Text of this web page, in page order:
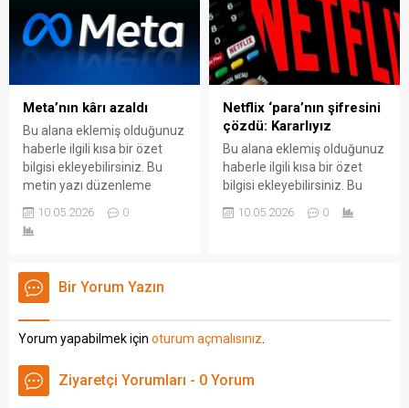
şekilde gösterilir,
eklenmemişse bu alan boş
kalır.
şekilde gösterilir,
eklenmemişse bu alan boş
kalır.
Meta’nın kârı azaldı
Bu alana eklemiş olduğunuz
haberle ilgili kısa bir özet
bilgisi ekleyebilirsiniz. Bu
metin yazı düzenleme
sayfasında "Özet"
bölümünden eklenebilir.
Özet eklenmişse başlık
şekilde gösterilir,
eklenmemişse bu alan boş
10.05.2026 0
Netflix ‘para’nın şifresini
çözdü: Kararlıyız
Bu alana eklemiş olduğunuz
haberle ilgili kısa bir özet
bilgisi ekleyebilirsiniz. Bu
metin yazı düzenleme
sayfasında "Özet"
kalır.
10.05.2026 0
Bir Yorum Yazın
Yorum yapabilmek için oturum açmalısınız.
Ziyaretçi Yorumları - 0 Yorum